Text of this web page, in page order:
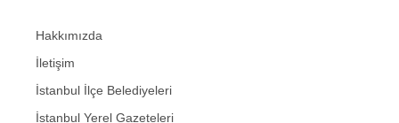
Hakkımızda
İletişim
İstanbul İlçe Belediyeleri
İstanbul Yerel Gazeteleri